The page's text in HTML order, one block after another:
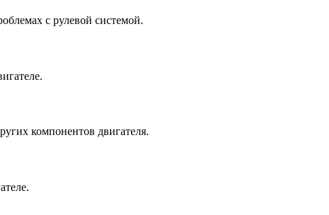
с рулевой системой.
компонентов двигателя.